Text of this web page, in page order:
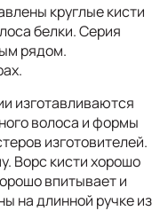
круглые кисти
белки. Серия
рядом.
изготавливаются
волоса и формы
изготовителей.
Ворс кисти хорошо
впитывает и
на длинной ручке из